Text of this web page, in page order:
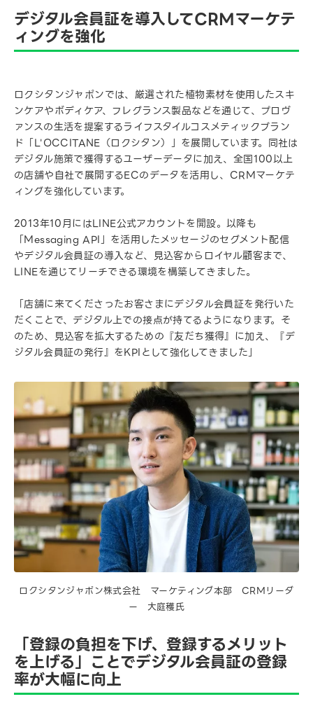
デジタル会員証を導入してCRMマーケテ
ィングを強化
ロクシタンジャポンでは、厳選された植物素材を使用したスキ
ンケアやボディケア、フレグランス製品などを通じて、プロヴ
ァンスの生活を提案するライフスタイルコスメティックブラン
ド「L'OCCITANE（ロクシタン）」を展開しています。同社は
デジタル施策で獲得するユーザーデータに加え、全国100以上
の店舗や自社で展開するECのデータを活用し、CRMマーケテ
ィングを強化しています。
2013年10月にはLINE公式アカウントを開設。以降も
「Messaging API」を活用したメッセージのセグメント配信
やデジタル会員証の導入など、見込客からロイヤル顧客まで、
LINEを通じてリーチできる環境を構築してきました。
「店舗に来てくださったお客さまにデジタル会員証を発行いた
だくことで、デジタル上での接点が持てるようになります。そ
のため、見込客を拡大するための『友だち獲得』に加え、『デ
ジタル会員証の発行』をKPIとして強化してきました」
ロクシタンジャポン株式会社 マーケティング本部 CRMリーダ
ー 大庭穫氏
「登録の負担を下げ、登録するメリット
を上げる」ことでデジタル会員証の登録
率が大幅に向上